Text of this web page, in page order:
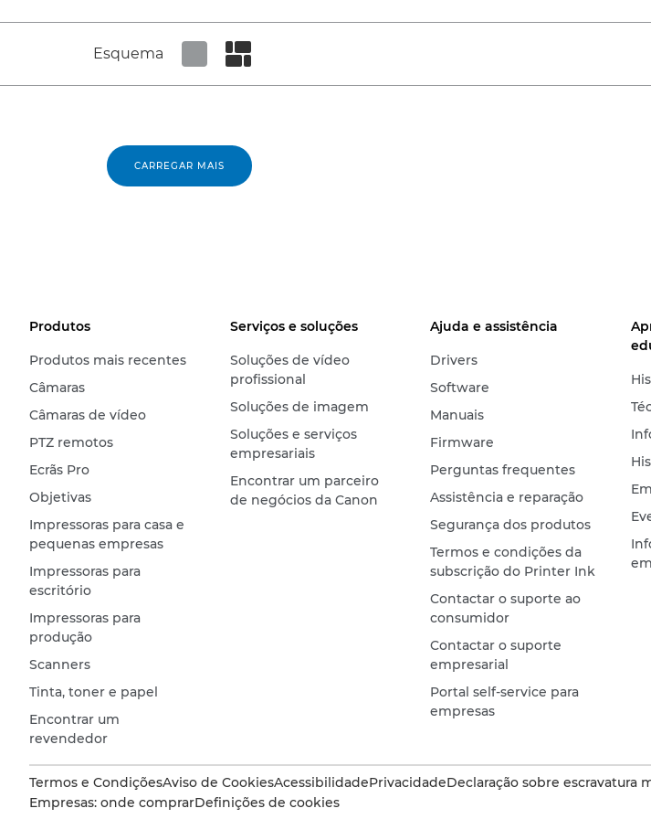
Esquema
CARREGAR MAIS
Produtos
Produtos mais recentes
Câmaras
Câmaras de vídeo
PTZ remotos
Ecrãs Pro
Objetivas
Impressoras para casa e
pequenas empresas
Impressoras para
escritório
Impressoras para
produção
Scanners
Tinta, toner e papel
Encontrar um
revendedor
Serviços e soluções
Soluções de vídeo
profissional
Soluções de imagem
Soluções e serviços
empresariais
Encontrar um parceiro
de negócios da Canon
Ajuda e assistência
Drivers
Software
Manuais
Firmware
Perguntas frequentes
Assistência e reparação
Segurança dos produtos
Termos e condições da
subscrição do Printer Ink
Contactar o suporte ao
consumidor
Contactar o suporte
empresarial
Portal self-service para
empresas
Termos e CondiçõesAviso de CookiesAcessibilidadePrivacidadeDeclaração sobre escravatura
Empresas: onde comprarDefinições de cookies